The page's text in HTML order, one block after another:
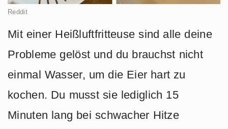
Reddit
Mit einer Heißluftfritteuse sind alle deine
Probleme gelöst und du brauchst nicht
einmal Wasser, um die Eier hart zu
kochen. Du musst sie lediglich 15
Minuten lang bei schwacher Hitze